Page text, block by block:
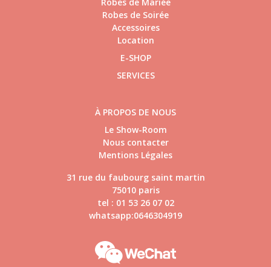
Robes de Soirée
Accessoires
Location
E-SHOP
SERVICES
À PROPOS DE NOUS
Le Show-Room
Nous contacter
Mentions Légales
31 rue du faubourg saint martin
75010 paris
tel : 01 53 26 07 02
whatsapp:0646304919